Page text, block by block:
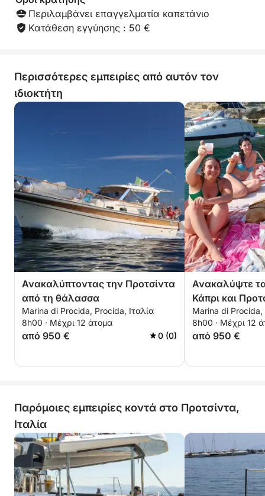
Περιλαμβάνει επαγγελματία καπετάνιο
Κατάθεση εγγύησης : 50 €
Περισσότερες εμπειρίες από αυτόν τον
ιδιοκτήτη
Ανακαλύπτοντας την Προτσίντα
από τη θάλασσα
Marina di Procida, Procida, Ιταλία
8h00 · Μέχρι 12 άτομα
από 950 € 0 (0)
Ανακαλύψτε
Κάπρι και
Marina di Procida,
8h00 · Μέχρι 12
από 950 €
Παρόμοιες εμπειρίες κοντά στο Προτσίντα,
Ιταλία